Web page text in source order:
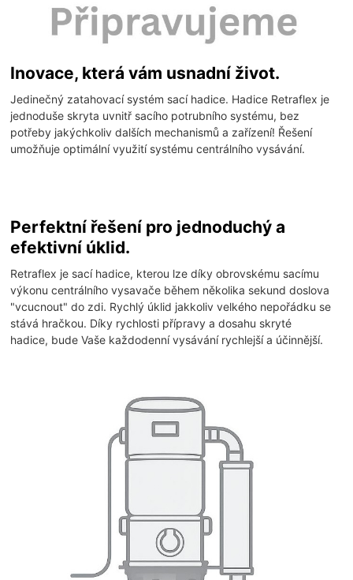
Inovace, která vám usnadní život.
Jedinečný zatahovací systém sací hadice. Hadice Retraflex je
jednoduše skryta uvnitř sacího potrubního systému, bez
potřeby jakýchkoliv dalších mechanismů a zařízení! Řešení
umožňuje optimální využití systému centrálního vysávání.
Perfektní řešení pro jednoduchý a
efektivní úklid.
Retraflex je sací hadice, kterou lze díky obrovskému sacímu
výkonu centrálního vysavače během několika sekund doslova
"vcucnout" do zdi. Rychlý úklid jakkoliv velkého nepořádku se
stává hračkou. Díky rychlosti přípravy a dosahu skryté
hadice, bude Vaše každodenní vysávání rychlejší a účinnější.